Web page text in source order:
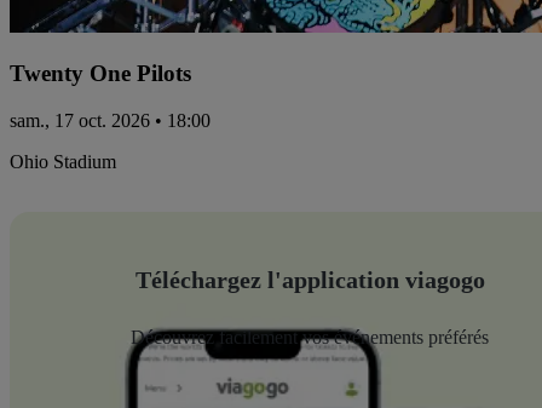
Twenty One Pilots
sam., 17 oct. 2026 • 18:00
Ohio Stadium
Téléchargez l'application viagogo
Découvrez facilement vos événements préférés